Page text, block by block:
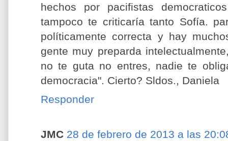
hechos por pacifistas
tampoco te criticaría tanto Sofía.
políticamente correcta y hay
gente muy preparda
no te guta no entres, nadie te
democracia". Cierto? Sldos., Daniela
Responder
JMC 28 de febrero de 2013 a las